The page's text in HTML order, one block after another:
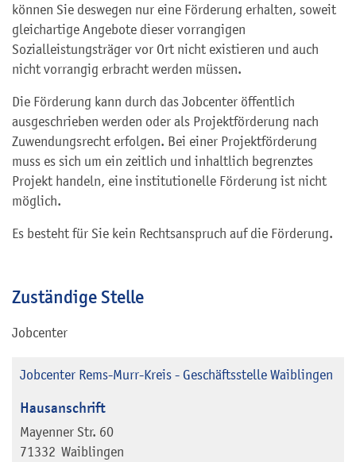
können Sie deswegen nur eine Förderung erhalten, soweit
gleichartige Angebote dieser vorrangigen
Sozialleistungsträger vor Ort nicht existieren und auch
nicht vorrangig erbracht werden müssen.
Die Förderung kann durch das Jobcenter öffentlich
ausgeschrieben werden oder als Projektförderung nach
Zuwendungsrecht erfolgen. Bei einer Projektförderung
muss es sich um ein zeitlich und inhaltlich begrenztes
Projekt handeln, eine institutionelle Förderung ist nicht
möglich.
Es besteht für Sie kein Rechtsanspruch auf die Förderung.
Zuständige Stelle
Jobcenter
Jobcenter Rems-Murr-Kreis - Geschäftsstelle Waiblingen
Hausanschrift
Mayenner Str. 60
71332 Waiblingen